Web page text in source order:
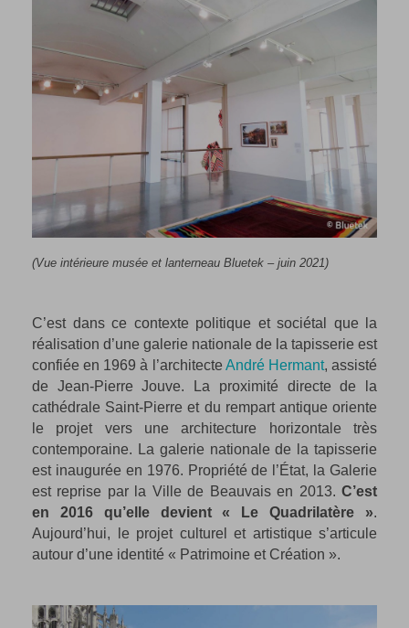
(Vue intérieure musée et lanterneau Bluetek – juin 2021)
C’est dans ce contexte politique et sociétal que la
réalisation d’une galerie nationale de la tapisserie est
confiée en 1969 à l’architecte André Hermant, assisté
de Jean-Pierre Jouve. La proximité directe de la
cathédrale Saint-Pierre et du rempart antique oriente
le projet vers une architecture horizontale très
contemporaine. La galerie nationale de la tapisserie
est inaugurée en 1976. Propriété de l’État, la Galerie
est reprise par la Ville de Beauvais en 2013. C’est
en 2016 qu’elle devient « Le Quadrilatère ».
Aujourd’hui, le projet culturel et artistique s’articule
autour d’une identité « Patrimoine et Création ».